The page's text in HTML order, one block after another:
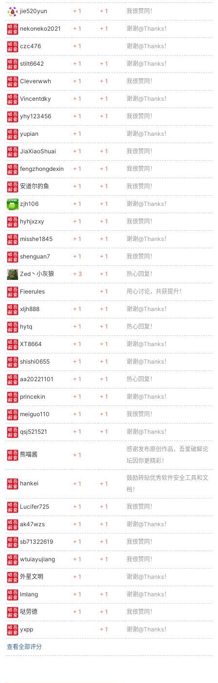
jie520yun + 1 + 1 我很赞同！
nekoneko2021 + 1 + 1 谢谢@Thanks！
czc476 + 1 谢谢@Thanks！
stilt6642 + 1 + 1 谢谢@Thanks！
Cleverwwh + 1 + 1 我很赞同！
Vincentdky + 1 + 1 谢谢@Thanks！
yhy123456 + 1 + 1 我很赞同！
yupian + 1 谢谢@Thanks！
JiaXiaoShuai + 1 + 1 我很赞同！
fengzhongdexin + 1 + 1 我很赞同！
安道尔的鱼 + 1 + 1 我很赞同！
zjh106 + 1 + 1 谢谢@Thanks！
hyhjxzxy + 1 + 1 我很赞同！
misshe1845 + 1 + 1 谢谢@Thanks！
shenguan7 + 1 + 1 我很赞同！
Zed丶小灰狼 + 3 + 1 热心回复！
Fieerules + 1 用心讨论，共获提升！
xljh888 + 1 + 1 谢谢@Thanks！
hytq + 1 + 1 热心回复！
XT8664 + 1 + 1 谢谢@Thanks！
shishi0655 + 1 + 1 谢谢@Thanks！
aa20221101 + 1 + 1 热心回复！
princekin + 1 + 1 谢谢@Thanks！
meiguo110 + 1 + 1 我很赞同！
qsj521521 + 1 + 1 谢谢@Thanks！
熊喵酱 + 1
感谢发布原创作品，吾爱破解论
坛因你更精彩！
hankei + 1 + 1
鼓励转贴优秀软件安全工具和文
档！
Lucifer725 + 1 + 1 我很赞同！
ak47wzs + 1 + 1 谢谢@Thanks！
sb71322619 + 1 + 1 我很赞同！
wtuiayujiang + 1 + 1 我很赞同！
外星文明 + 1 谢谢@Thanks！
lmlang + 1 + 1 谢谢@Thanks！
哒劳德 + 1 + 1 我很赞同！
yxpp + 1 谢谢@Thanks！
查看全部评分